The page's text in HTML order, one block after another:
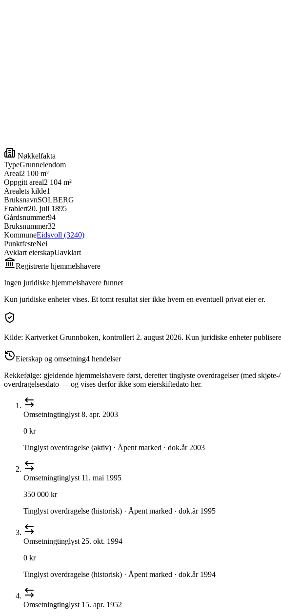
Nøkkelfakta
TypeGrunneiendom
Areal2 100 m²
Oppgitt areal2 104 m²
Arealets kilde1
BruksnavnSOLBERG
Etablert20. juli 1895
Gårdsnummer94
Bruksnummer32
KommuneEidsvoll (3240)
PunktfesteNei
Avklart eierskapUavklart
Registrerte hjemmelshavere
Ingen juridiske hjemmelshavere funnet
Kun juridiske enheter vises. Et tomt resultat sier ikke hvem en eventuell privat eier er.
Kilde: Kartverket Grunnboken, kontrollert 2. august 2026. Kun juridiske enheter
Eierskap og omsetning4 hendelser
Rekkefølge: gjeldende hjemmelshavere først, deretter tinglyste overdragelser (med
overdragelsesdato — og vises derfor ikke som eierskiftedato her.
Omsetningtinglyst 8. apr. 2003
0 kr
Tinglyst overdragelse (aktiv) · Åpent marked · dok.år 2003
Omsetningtinglyst 11. mai 1995
350 000 kr
Tinglyst overdragelse (historisk) · Åpent marked · dok.år 1995
Omsetningtinglyst 25. okt. 1994
0 kr
Tinglyst overdragelse (historisk) · Åpent marked · dok.år 1994
Omsetningtinglyst 15. apr. 1952